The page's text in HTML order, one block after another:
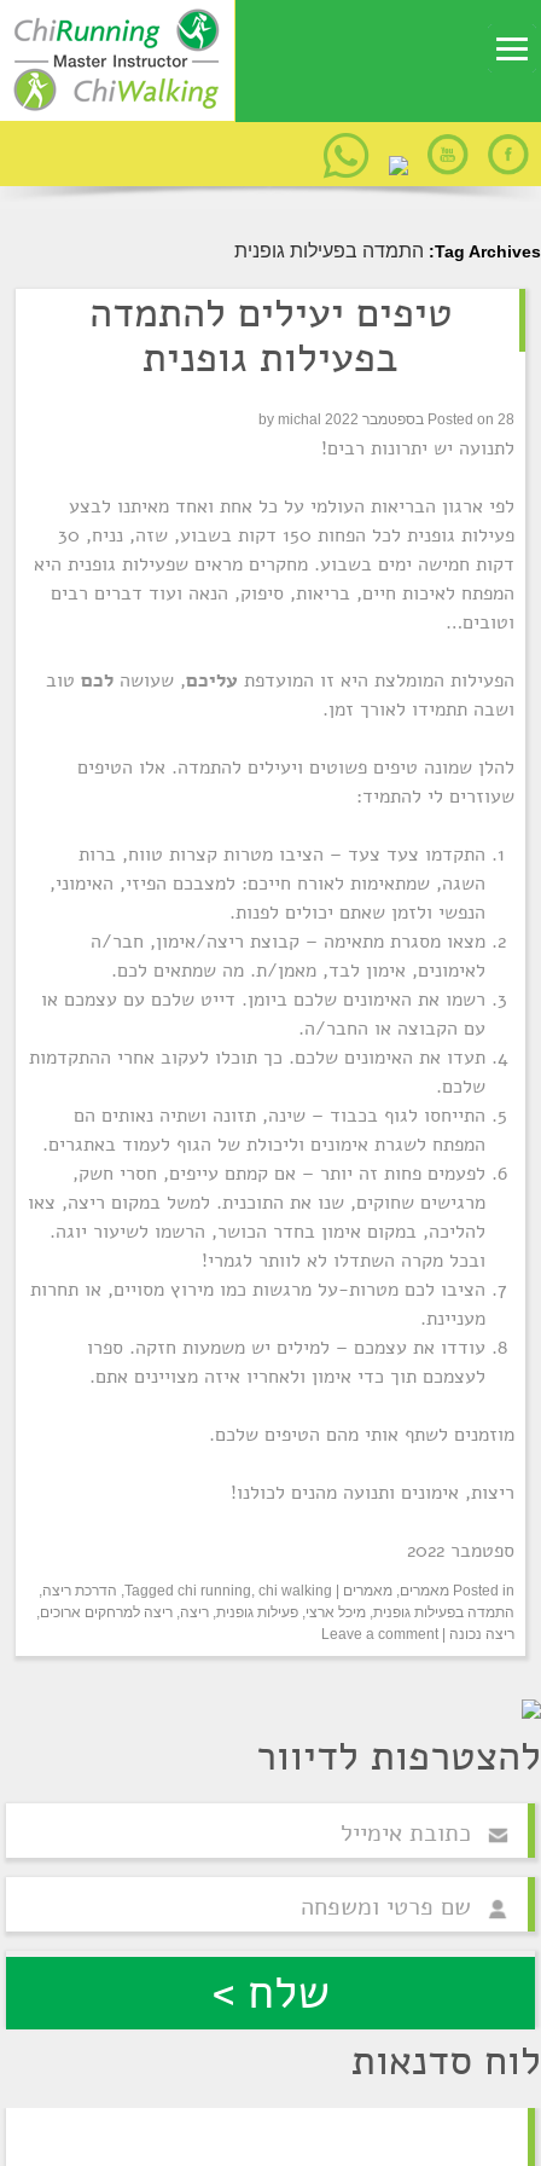
Tag Archives: התמדה בפעילות גופנית
טיפים יעילים להתמדה
בפעילות גופנית
Posted on 28 בספטמבר 2022 by michal
לתנועה יש יתרונות רבים!
לפי ארגון הבריאות העולמי על כל אחת ואחד מאיתנו לבצע
פעילות גופנית לכל הפחות 150 דקות בשבוע, שזה, נניח, 30
דקות חמישה ימים בשבוע. מחקרים מראים שפעילות גופנית היא
המפתח לאיכות חיים, בריאות, סיפוק, הנאה ועוד דברים רבים
וטובים…
הפעילות המומלצת היא זו המועדפת עליכם, שעושהלכם טוב
ושבה תתמידו לאורך זמן.
להלן שמונה טיפים פשוטים ויעילים להתמדה. אלו הטיפים
שעוזרים לי להתמיד:
התקדמו צעד צעד – הציבו מטרות קצרות טווח, ברות
השגה, שמתאימות לאורח חייכם: למצבכם הפיזי, האימוני,
הנפשי ולזמן שאתם יכולים לפנות.
מצאו מסגרת מתאימה – קבוצת ריצה/אימון, חבר/ה
לאימונים, אימון לבד, מאמן/ת. מה שמתאים לכם.
רשמו את האימונים שלכם ביומן. דייט שלכם עם עצמכם או
עם הקבוצה או החבר/ה.
תעדו את האימונים שלכם. כך תוכלו לעקוב אחרי ההתקדמות
שלכם.
התייחסו לגוף בכבוד – שינה, תזונה ושתיה נאותים הם
המפתח לשגרת אימונים וליכולת של הגוף לעמוד באתגרים.
לפעמים פחות זה יותר – אם קמתם עייפים, חסרי חשק,
מרגישים שחוקים, שנו את התוכנית. למשל במקום ריצה, צאו
להליכה, במקום אימון בחדר הכושר, הרשמו לשיעור יוגה.
ובכל מקרה השתדלו לא לוותר לגמרי!
הציבו לכם מטרות-על מרגשות כמו מירוץ מסויים, או תחרות
מעניינת.
עודדו את עצמכם – למילים יש משמעות חזקה. ספרו
לעצמכם תוך כדי אימון ולאחריו איזה מצויינים אתם.
מוזמנים לשתף אותי מהם הטיפים שלכם.
ריצות, אימונים ותנועה מהנים לכולנו!
ספטמבר 2022
Posted in מאמרים,מאמרים Tagged chi running, chi walking
, הדרכת ריצה,
התמדה בפעילות גופנית,מיכל ארצי,פעילות גופנית,ריצה,ריצה למרחקים ארוכים,
ריצה נכונה
Leave a comment
להצטרפות לדיוור
לוח סדנאות